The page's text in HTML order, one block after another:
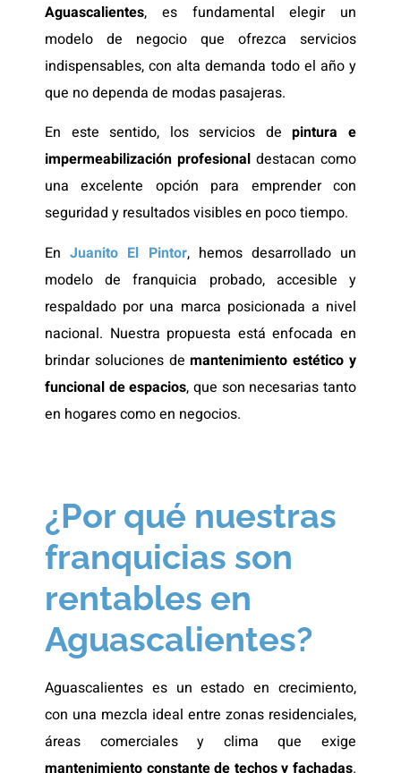
Aguascalientes, es fundamental elegir un
modelo de negocio que ofrezca servicios
indispensables, con alta demanda todo el año y
que no dependa de modas pasajeras.
En este sentido, los servicios depintura e
impermeabilización profesional destacan como
una excelente opción para emprender con
seguridad y resultados visibles en poco tiempo.
EnJuanito El Pintor, hemos desarrollado un
modelo de franquicia probado, accesible y
respaldado por una marca posicionada a nivel
nacional. Nuestra propuesta está enfocada en
brindar soluciones demantenimiento estético y
funcional de espacios, que son necesarias tanto
en hogares como en negocios.
¿Por qué nuestras
franquicias son
rentables en
Aguascalientes?
Aguascalientes es un estado en crecimiento,
con una mezcla ideal entre zonas residenciales,
áreas comerciales y clima que exige
mantenimiento constante de techos y fachadas.